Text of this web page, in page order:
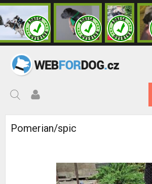
Pomerian/spic